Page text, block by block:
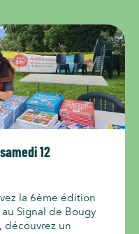
12
la 6ème édition
Signal de Bougy
découvrez un